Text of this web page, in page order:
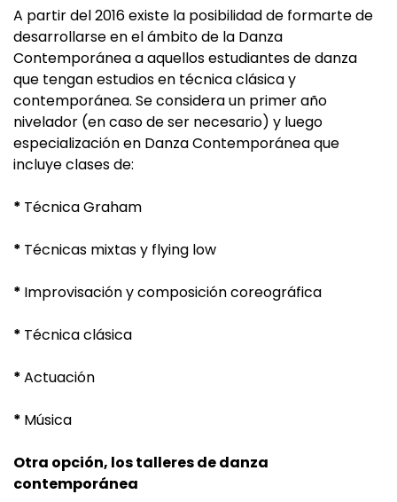
A partir del 2016 existe la posibilidad de formarte de
desarrollarse en el ámbito de la Danza
Contemporánea a aquellos estudiantes de danza
que tengan estudios en técnica clásica y
contemporánea. Se considera un primer año
nivelador (en caso de ser necesario) y luego
especialización en Danza Contemporánea que
incluye clases de:
* Técnica Graham
* Técnicas mixtas y flying low
* Improvisación y composición coreográfica
* Técnica clásica
*Actuación
* Música
Otra opción, los talleres de danza
contemporánea